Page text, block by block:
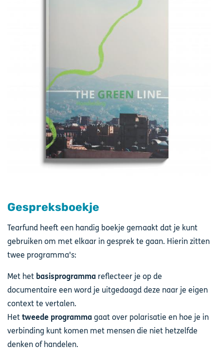
Gespreksboekje
Tearfund heeft een handig boekje gemaakt dat je kunt
gebruiken om met elkaar in gesprek te gaan. Hierin zitten
twee programma's:
Met het basisprogramma reflecteer je op de
documentaire een word je uitgedaagd deze naar je eigen
context te vertalen.
Het tweede programma gaat over polarisatie en hoe je in
verbinding kunt komen met mensen die niet hetzelfde
denken of handelen.